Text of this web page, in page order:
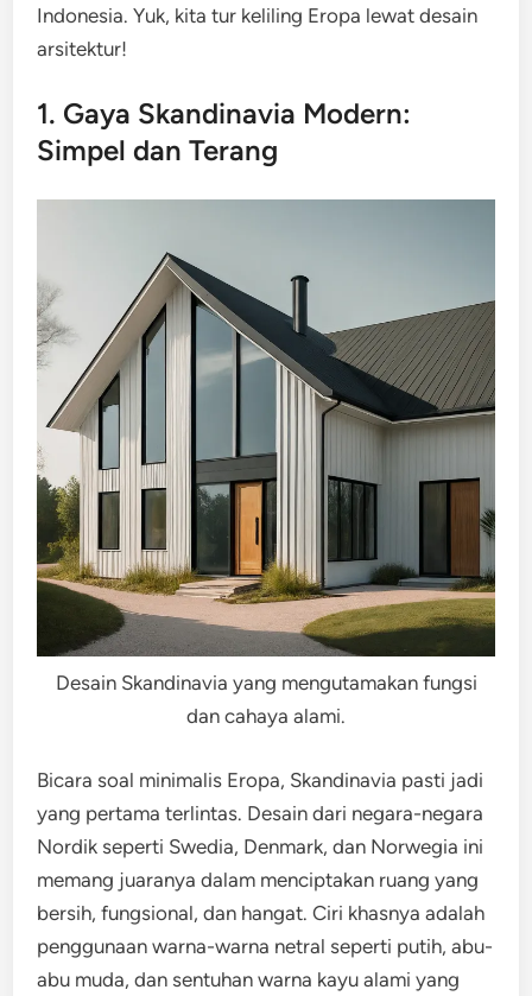
Indonesia. Yuk, kita tur keliling Eropa lewat desain
arsitektur!
1. Gaya Skandinavia Modern:
Simpel dan Terang
Desain Skandinavia yang mengutamakan fungsi
dan cahaya alami.
Bicara soal minimalis Eropa, Skandinavia pasti jadi
yang pertama terlintas. Desain dari negara-negara
Nordik seperti Swedia, Denmark, dan Norwegia ini
memang juaranya dalam menciptakan ruang yang
bersih, fungsional, dan hangat. Ciri khasnya adalah
penggunaan warna-warna netral seperti putih, abu-
abu muda, dan sentuhan warna kayu alami yang